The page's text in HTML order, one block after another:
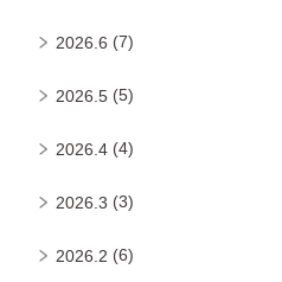
2026.6 (7)
2026.5 (5)
2026.4 (4)
2026.3 (3)
2026.2 (6)